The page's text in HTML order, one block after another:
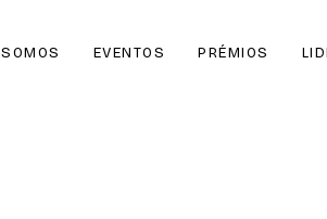
SOMOS EVENTOS PRÉMIOS